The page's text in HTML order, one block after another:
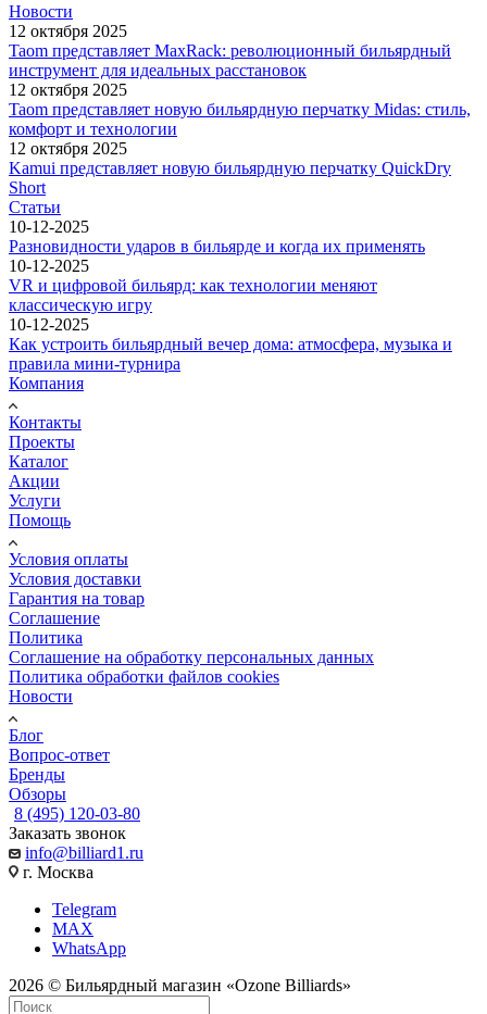
Новости
12 октября 2025
Taom представляет MaxRack: революционный бильярдный
инструмент для идеальных расстановок
12 октября 2025
Taom представляет новую бильярдную перчатку Midas: стиль,
комфорт и технологии
12 октября 2025
Kamui представляет новую бильярдную перчатку QuickDry
Short
Статьи
10-12-2025
Разновидности ударов в бильярде и когда их применять
10-12-2025
VR и цифровой бильярд: как технологии меняют
классическую игру
10-12-2025
Как устроить бильярдный вечер дома: атмосфера, музыка и
правила мини-турнира
Компания
Контакты
Проекты
Каталог
Акции
Услуги
Помощь
Условия оплаты
Условия доставки
Гарантия на товар
Соглашение
Политика
Соглашение на обработку персональных данных
Политика обработки файлов cookies
Новости
Блог
Вопрос-ответ
Бренды
Обзоры
8 (495) 120-03-80
Заказать звонок
info@billiard1.ru
г. Москва
Telegram
MAX
WhatsApp
2026 © Бильярдный магазин «Ozone Billiards»